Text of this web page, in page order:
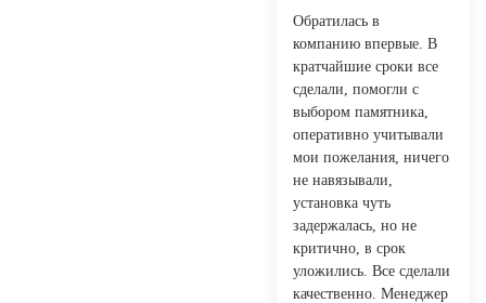
Обратилась в
компанию впервые. В
кратчайшие сроки все
сделали, помогли с
выбором памятника,
оперативно учитывали
мои пожелания, ничего
не навязывали,
установка чуть
задержалась, но не
критично, в срок
уложились. Все сделали
качественно. Менеджер